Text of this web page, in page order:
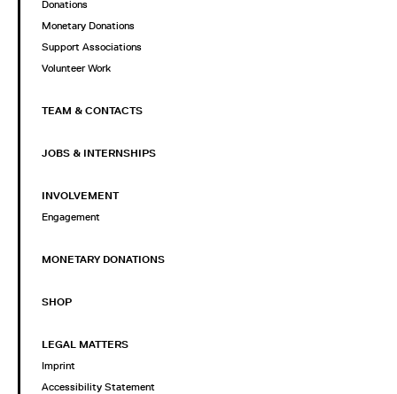
Donations
Monetary Donations
Support Associations
Volunteer Work
TEAM & CONTACTS
JOBS & INTERNSHIPS
INVOLVEMENT
Engagement
MONETARY DONATIONS
SHOP
LEGAL MATTERS
Imprint
Accessibility Statement